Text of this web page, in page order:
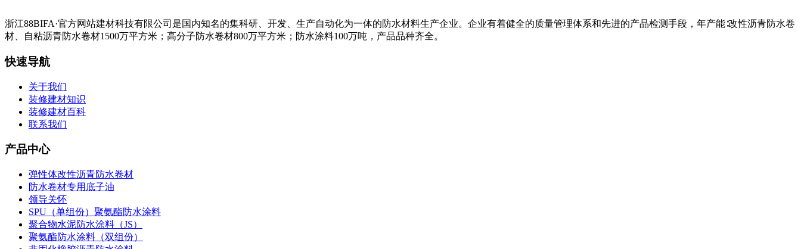
浙江88BIFA·官方网站建材科技有限公司是国内知名的集科研、开发、生产自动化为一体的防水材料生产企业。企业有着健全的质量管理体系和先进的产品检测手段，年产能∶改性沥青防水卷
材、自粘沥青防水卷材1500万平方米；高分子防水卷材800万平方米；防水涂料100万吨，产品品种齐全。
快速导航
关于我们
装修建材知识
装修建材百科
联系我们
产品中心
弹性体改性沥青防水卷材
防水卷材专用底子油
领导关怀
SPU（单组份）聚氨酯防水涂料
聚合物水泥防水涂料（JS）
聚氨酯防水涂料（双组份）